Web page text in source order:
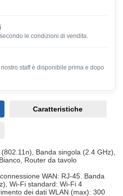
le condizioni di vendita.
staff è disponibile prima e dopo
Caratteristiche
Banda singola (2.4 GHz),
Router da tavolo
WAN: RJ-45. Banda
Wi-Fi standard: Wi-Fi 4
dei dati WLAN (max): 300